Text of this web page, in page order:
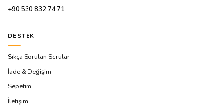
+90 530 832 74 71
DESTEK
Sıkça Sorulan Sorular
İade & Değişim
Sepetim
İletişim